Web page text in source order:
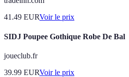
41.49 EURVoir le prix
SIDJ Poupee Gothique Robe De Bal
joueclub.fr
39.99 EURVoir le prix